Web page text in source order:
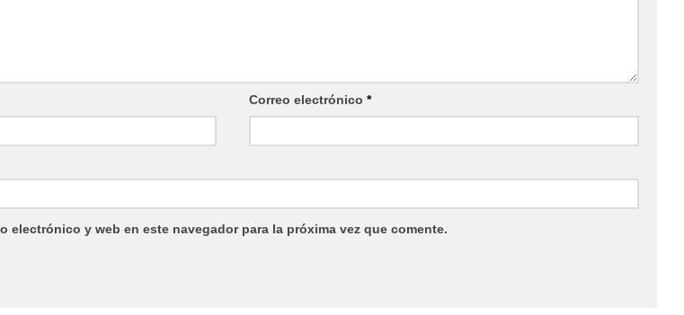
Correo electrónico*
electrónico y web en este navegador para la próxima vez que comente.